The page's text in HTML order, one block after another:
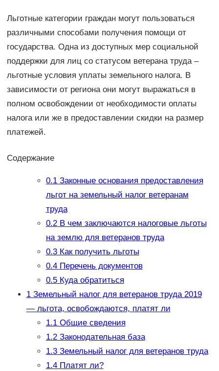
Льготные категории граждан могут пользоваться
различными способами получения помощи от
государства. Одна из доступных мер социальной
поддержки для лиц со статусом ветерана труда –
льготные условия уплаты земельного налога. В
зависимости от региона они могут выражаться в
полном освобождении от необходимости оплаты
налога или же в предоставлении скидки на размер
платежей.
Содержание
0.1Законные основания предоставления
льгот на земельный налог ветеранам
труда
0.2В чем заключаются налоговые льготы
на землю для ветеранов труда
0.3Как получить льготы
0.4Перечень документов
0.5Куда обратиться
1Земельный налог для ветеранов труда 2019
— льгота, освобождаются, платят ли
1.1Общие сведения
1.2Законодательная база
1.3Земельный налог для ветеранов труда
1.4Платят ли?